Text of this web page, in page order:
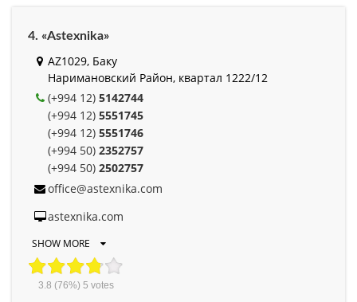
4. «Astexnika»
AZ1029, Баку
Наримановский Район, квартал 1222/12
(+994 12) 5142744
(+994 12) 5551745
(+994 12) 5551746
(+994 50) 2352757
(+994 50) 2502757
office@astexnika.com
astexnika.com
SHOW MORE
3.8 (76%) 5 votes